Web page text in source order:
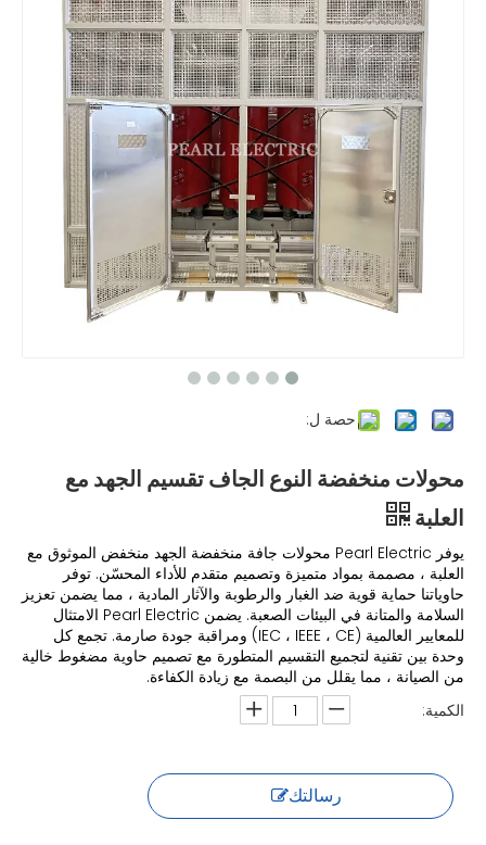
حصة ل:
محولات منخفضة النوع الجاف تقسيم الجهد مع
العلبة
يوفر Pearl Electric محولات جافة منخفضة الجهد منخفض الموثوق مع
العلبة ، مصممة بمواد متميزة وتصميم متقدم للأداء المحسّن. توفر
حاوياتنا حماية قوية ضد الغبار والرطوبة والآثار المادية ، مما يضمن تعزيز
السلامة والمتانة في البيئات الصعبة. يضمن Pearl Electric الامتثال
للمعايير العالمية (IEC ، IEEE ، CE) ومراقبة جودة صارمة. تجمع كل
وحدة بين تقنية لتجميع التقسيم المتطورة مع تصميم حاوية مضغوط خالية
من الصيانة ، مما يقلل من البصمة مع زيادة الكفاءة.
الكمية:
رسالتك